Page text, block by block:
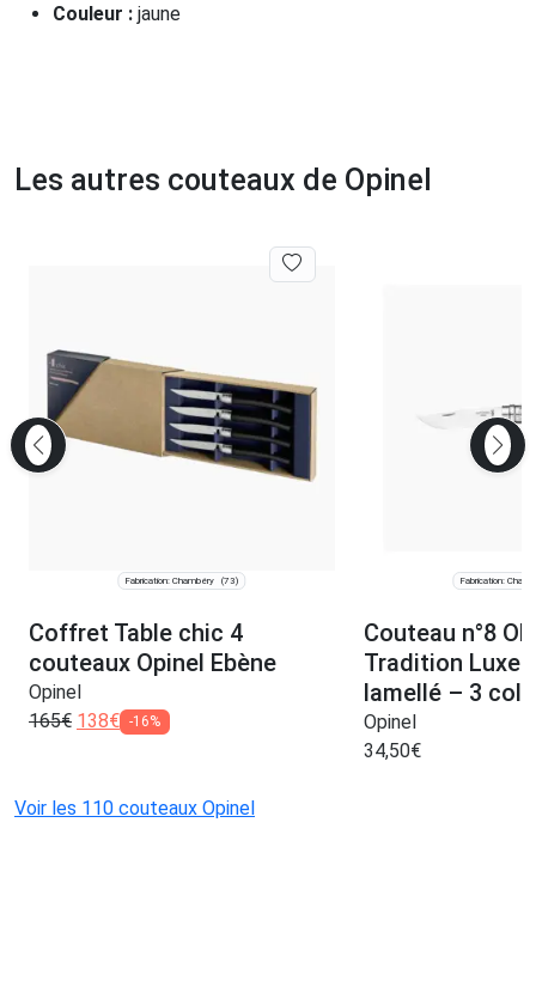
Couleur : jaune
Les autres couteaux de Opinel
Fabrication: Chambéry (73)
Coffret Table chic 4
couteaux Opinel Ebène
Opinel
165€ 138€ -16%
Fabrication:
Couteau n°8
Tradition Luxe
lamellé – 3
Opinel
34,50€
Voir les 110 couteaux Opinel